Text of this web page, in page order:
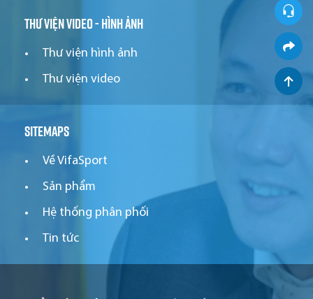
Thư viện video - hình ảnh
Thư viện hình ảnh
Thư viện video
Sitemaps
Về VifaSport
Sản phẩm
Hệ thống phân phối
Tin tức